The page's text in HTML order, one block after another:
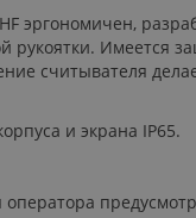
эргономичен,
рукоятки. Имеется
считывателя
и экрана IP65.